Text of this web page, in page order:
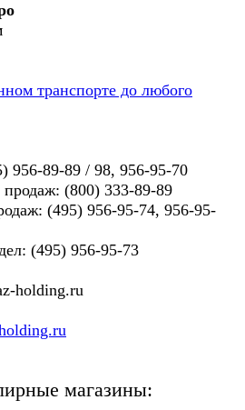
транспорте до любого
956-89-89 / 98, 956-95-70
(800) 333-89-89
(495) 956-95-74, 956-95-
(495) 956-95-73
holding.ru
магазины: